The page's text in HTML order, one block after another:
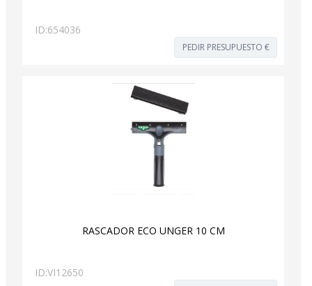
ID:654036
PEDIR PRESUPUESTO €
RASCADOR ECO UNGER 10 CM
ID:VI12650